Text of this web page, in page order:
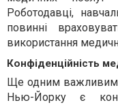
Роботодавці,
повинні
використання
Конфіденційність
Ще одним важливим
Нью-Йорку є